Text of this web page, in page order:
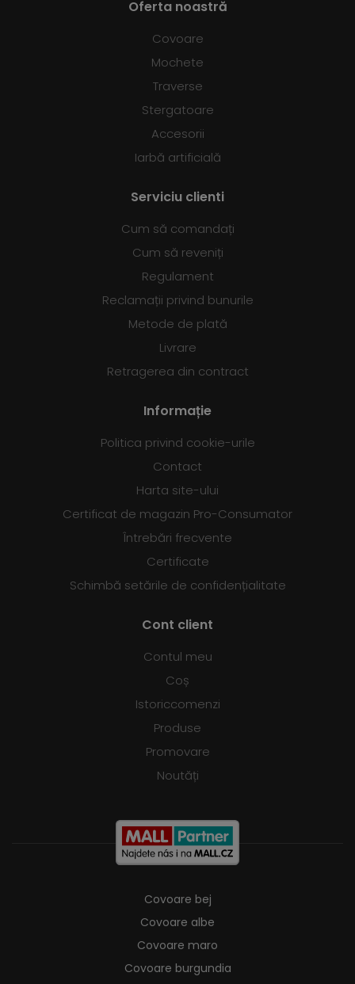
Oferta noastră
Covoare
Mochete
Traverse
Stergatoare
Accesorii
Iarbă artificială
Serviciu clienti
Cum să comandați
Cum să reveniți
Regulament
Reclamații privind bunurile
Metode de plată
Livrare
Retragerea din contract
Informație
Politica privind cookie-urile
Contact
Harta site-ului
Certificat de magazin Pro-Consumator
Întrebări frecvente
Certificate
Schimbă setările de confidențialitate
Cont client
Contul meu
Coș
Istoriccomenzi
Produse
Promovare
Noutăți
Covoare bej
Covoare albe
Covoare maro
Covoare burgundia